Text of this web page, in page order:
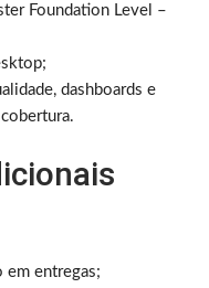
Foundation Level –
dashboards e
em entregas;